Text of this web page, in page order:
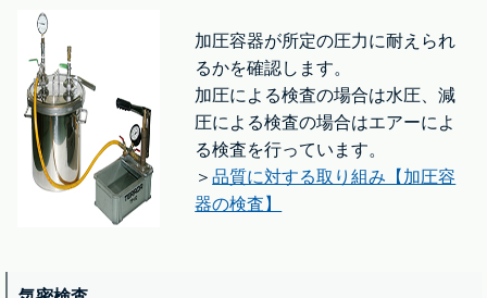
加圧容器が所定の圧力に耐えられ
るかを確認します。
加圧による検査の場合は水圧、減
圧による検査の場合はエアーによ
る検査を行っています。
＞品質に対する取り組み【加圧容
器の検査】